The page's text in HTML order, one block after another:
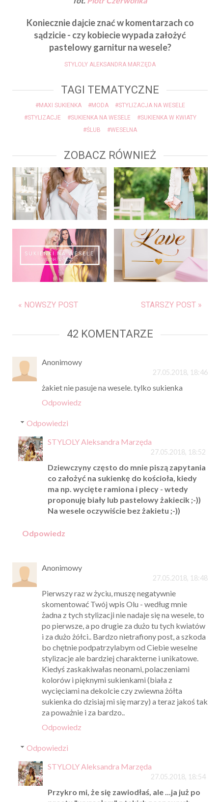
Koniecznie dajcie znać w komentarzach co
sądzicie - czy kobiecie wypada założyć
pastelowy garnitur na wesele?
STYLOLY ALEKSANDRA MARZĘDA
TAGI TEMATYCZNE
#MAXI SUKIENKA #MODA
#STYLIZACJA NA WESELE
#STYLIZACJE
#SUKIENKA NA WESELE
#SUKIENKA W KWIATY
#ŚLUB
#WESELNA
ZOBACZ RÓWNIEŻ
« NOWSZY POST STARSZY POST »
42 KOMENTARZE
Anonimowy
27.05.2018, 18:46
żakiet nie pasuje na wesele. tylko sukienka
Odpowiedz
Odpowiedzi
STYLOLY Aleksandra Marzęda
27.05.2018, 18:52
Dziewczyny często do mnie piszą zapytania
co założyć na sukienkę do kościoła, kiedy
ma np. wycięte ramiona i plecy - wtedy
proponuję biały lub pastelowy żakiecik ;-))
Na wesele oczywiście bez żakietu ;-))
Odpowiedz
Anonimowy
27.05.2018, 18:48
Pierwszy raz w życiu, muszę negatywnie
skomentować Twój wpis Olu - według mnie
żadna z tych stylizacji nie nadaje się na wesele, to
po pierwsze, a po drugie za dużo tu tych kwiatów
i za dużo żółci.. Bardzo nietrafiony post, a szkoda
bo chętnie podpatrzylabym od Ciebie weselne
stylizacje ale bardziej charakterne i unikatowe.
Kiedyś zaskakiwałas neonami, polaczeniami
kolorów i pięknymi sukienkami (biała z
wycięciami na dekolcie czy zwiewna żółta
sukienka do dzisiaj mi się marzy) a teraz jakoś tak
za poważnie i za bardzo..
Odpowiedz
Odpowiedzi
STYLOLY Aleksandra Marzęda
27.05.2018, 18:54
Przykro mi, że się zawiodłaś, ale ...ja już po